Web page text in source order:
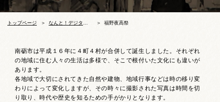
文化財 獅子舞 まつり
文化芸術団体
文化遺産
トップページ 福野夜高祭
南砺市は平成１６年に４町４村が合併して誕生しました。それぞれ
の地域に住む人々の生活は多様で、そこで根付いた文化にも違いが
あります。
各地域で大切にされてきた自然や建物、地域行事などは時の移り変
わりによって変化しますが、その時々に撮影された写真は時間を切
り取り、時代や歴史を知るための手がかりとなります。